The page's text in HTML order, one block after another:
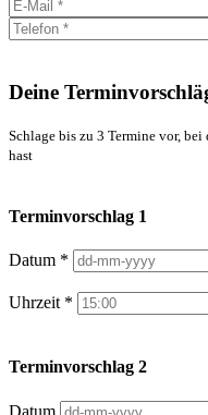
Deine
Schlage bis zu 3 Termine vor,
hast
Terminvorschlag 1
Datum *
Uhrzeit *
Terminvorschlag 2
Datum